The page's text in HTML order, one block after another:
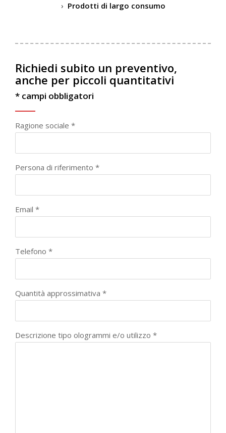
Prodotti di largo consumo
Richiedi subito un preventivo,
anche per piccoli quantitativi
* campi obbligatori
Ragione sociale *
Persona di riferimento *
Email *
Telefono *
Quantità approssimativa *
Descrizione tipo ologrammi e/o utilizzo *